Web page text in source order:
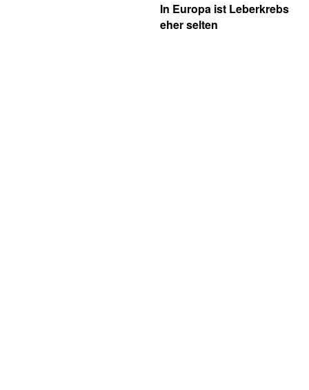
In Europa ist Leberkrebs
eher selten